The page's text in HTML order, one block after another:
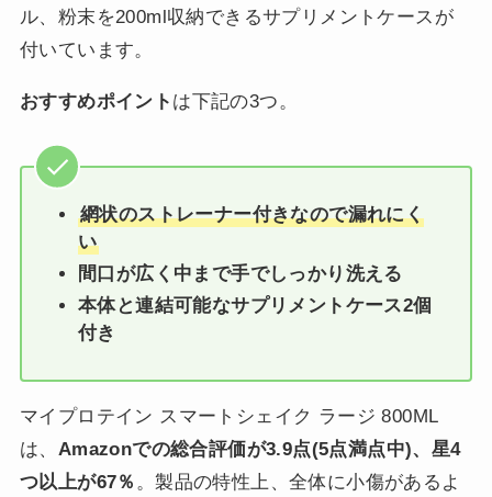
ル、粉末を200ml収納できるサプリメントケースが
付いています。
おすすめポイント は下記の3つ。
網状のストレーナー付きなので漏れにく
い
間口が広く中まで手でしっかり洗える
本体と連結可能なサプリメントケース2個
付き
マイプロテイン スマートシェイク ラージ 800ML
は、 Amazonでの総合評価が3.9点(5点満点中)、星4
つ以上が67％ 。製品の特性上、全体に小傷があるよ